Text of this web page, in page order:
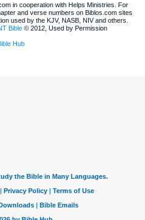
in cooperation with Helps Ministries. For
and verse numbers on Biblos.com sites
used by the KJV, NASB, NIV and others.
Bible © 2012, Used by Permission
Hub